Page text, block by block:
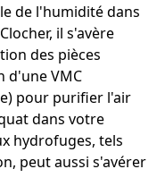
de l'humidité dans
il s'avère
des pièces
d'une VMC
pour purifier l'air
dans votre
hydrofuges, tels
peut aussi s'avérer